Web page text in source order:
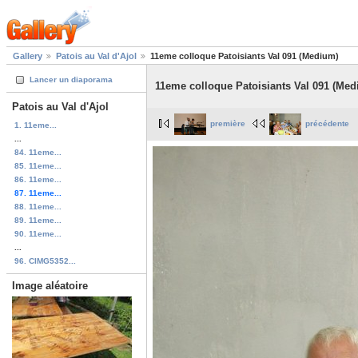
Gallery Patois au Val d'Ajol 11eme colloque Patoisiants Val 091 (Medium)
Lancer un diaporama
Patois au Val d'Ajol
1. 11eme...
84. 11eme...
85. 11eme...
86. 11eme...
87. 11eme...
88. 11eme...
89. 11eme...
90. 11eme...
96. CIMG5352...
Image aléatoire
11eme colloque Patoisiants Val 091
première précédente